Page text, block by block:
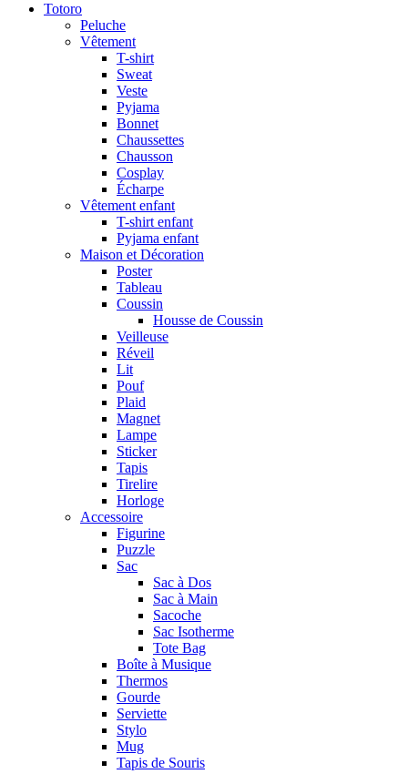
Totoro
Peluche
Vêtement
T-shirt
Sweat
Veste
Pyjama
Bonnet
Chaussettes
Chausson
Cosplay
Écharpe
Vêtement enfant
T-shirt enfant
Pyjama enfant
Maison et Décoration
Poster
Tableau
Coussin
Housse de Coussin
Veilleuse
Réveil
Lit
Pouf
Plaid
Magnet
Lampe
Sticker
Tapis
Tirelire
Horloge
Accessoire
Figurine
Puzzle
Sac
Sac à Dos
Sac à Main
Sacoche
Sac Isotherme
Tote Bag
Boîte à Musique
Thermos
Gourde
Serviette
Stylo
Mug
Tapis de Souris